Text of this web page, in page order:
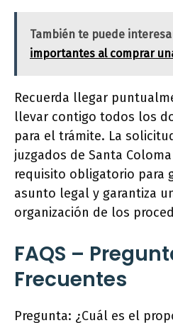
También te puede
importantes al comprar
Recuerda llegar
llevar contigo todos los
para el trámite. La
juzgados de Santa
requisito obligatorio para
asunto legal y garantiza
organización de los
FAQS –
Frecuentes
Pregunta: ¿Cuál es el